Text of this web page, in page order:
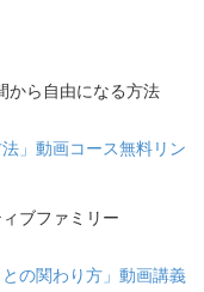
から自由になる方法
」動画コース無料リン
ブファミリー
の関わり方」動画講義